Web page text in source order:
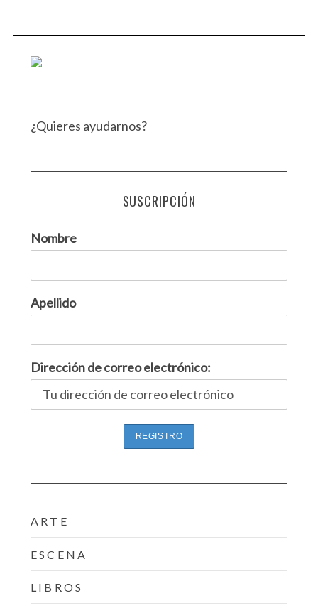
¿Quieres ayudarnos?
SUSCRIPCIÓN
Nombre
Apellido
Dirección de correo electrónico:
ARTE
ESCENA
LIBROS